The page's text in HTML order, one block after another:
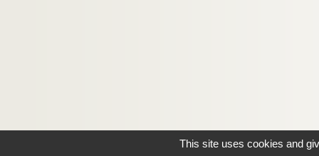
This site uses cookies and